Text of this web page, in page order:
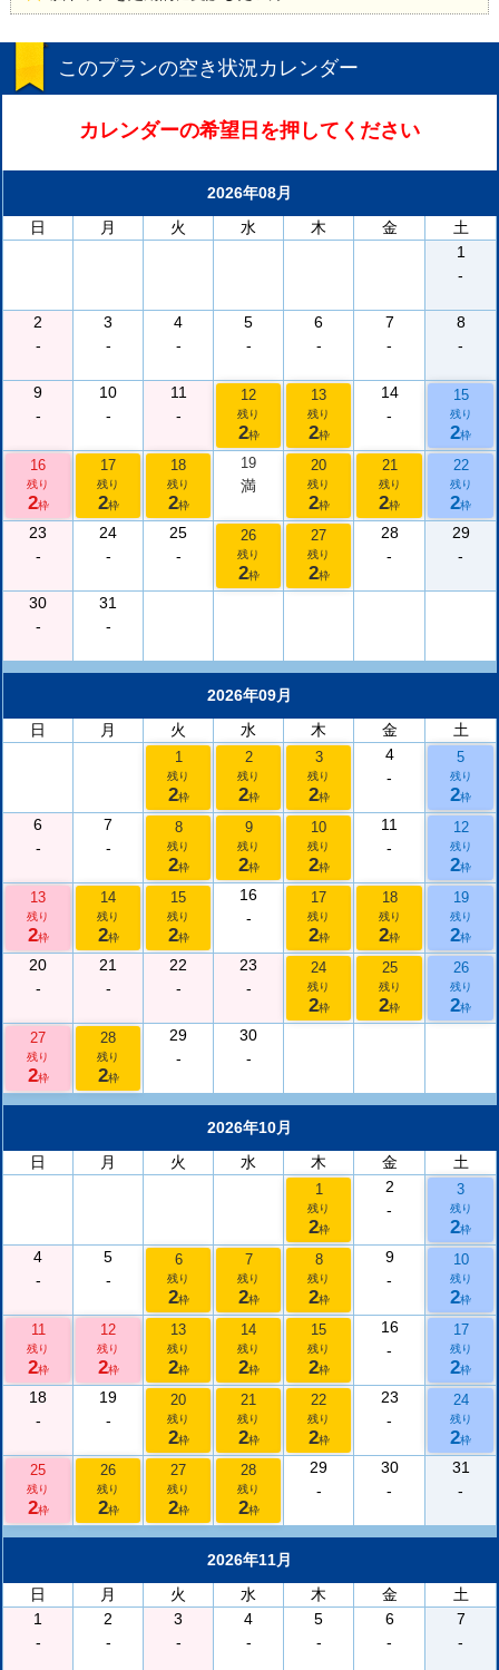
このプランの空き状況カレンダー
カレンダーの希望日を押してください
2026年08月
日
月 火 水 木 金
土
1
-
2
-
3
-
4
-
5
-
6
-
7
-
8
-
9
-
10
-
11
-
12
残り
2枠
13
残り
2枠
14
-
15
残り
2枠
16
残り
2枠
17
残り
2枠
18
残り
2枠
19
満
20
残り
2枠
21
残り
2枠
22
残り
2枠
23
-
24
-
25
-
26
残り
2枠
27
残り
2枠
28
-
29
-
30
-
31
-
2026年09月
日
月 火 水 木 金 土
1
残り
2枠
2
残り
2枠
3
残り
2枠
4
-
5
残り
2枠
6
-
7
-
8
残り
2枠
9
残り
2枠
10
残り
2枠
11
-
12
残り
2枠
13
残り
2枠
14
残り
2枠
15
残り
2枠
16
-
17
残り
2枠
18
残り
2枠
19
残り
2枠
20
-
21
-
22
-
23
-
24
残り
2枠
25
残り
2枠
26
残り
2枠
27
残り
2枠
28
残り
2枠
29
-
30
-
2026年10月
日
月 火 水 木 金 土
1
残り
2枠
2
-
3
残り
2枠
4
-
5
-
6
残り
2枠
7
残り
2枠
8
残り
2枠
9
-
10
残り
2枠
11
残り
2枠
12
残り
2枠
13
残り
2枠
14
残り
2枠
15
残り
2枠
16
-
17
残り
2枠
18
-
19
-
20
残り
2枠
21
残り
2枠
22
残り
2枠
23
-
24
残り
2枠
25
残り
2枠
26
残り
2枠
27
残り
2枠
28
残り
2枠
29
-
30
-
31
-
2026年11月
日
月 火 水 木 金
土
1
-
2
-
3
-
4
-
5
-
6
-
7
-